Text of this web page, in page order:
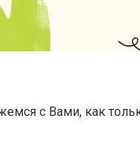
с Вами, как